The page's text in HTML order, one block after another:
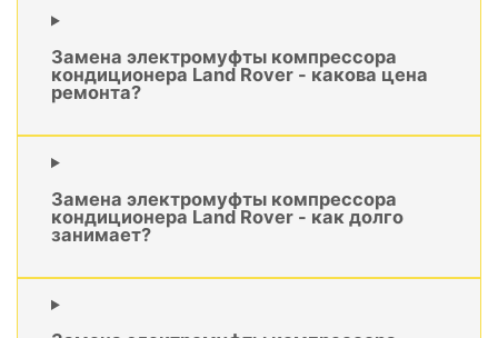
Замена электромуфты компрессора
кондиционера Land Rover - какова цена
ремонта?
Замена электромуфты компрессора
кондиционера Land Rover - как долго
занимает?